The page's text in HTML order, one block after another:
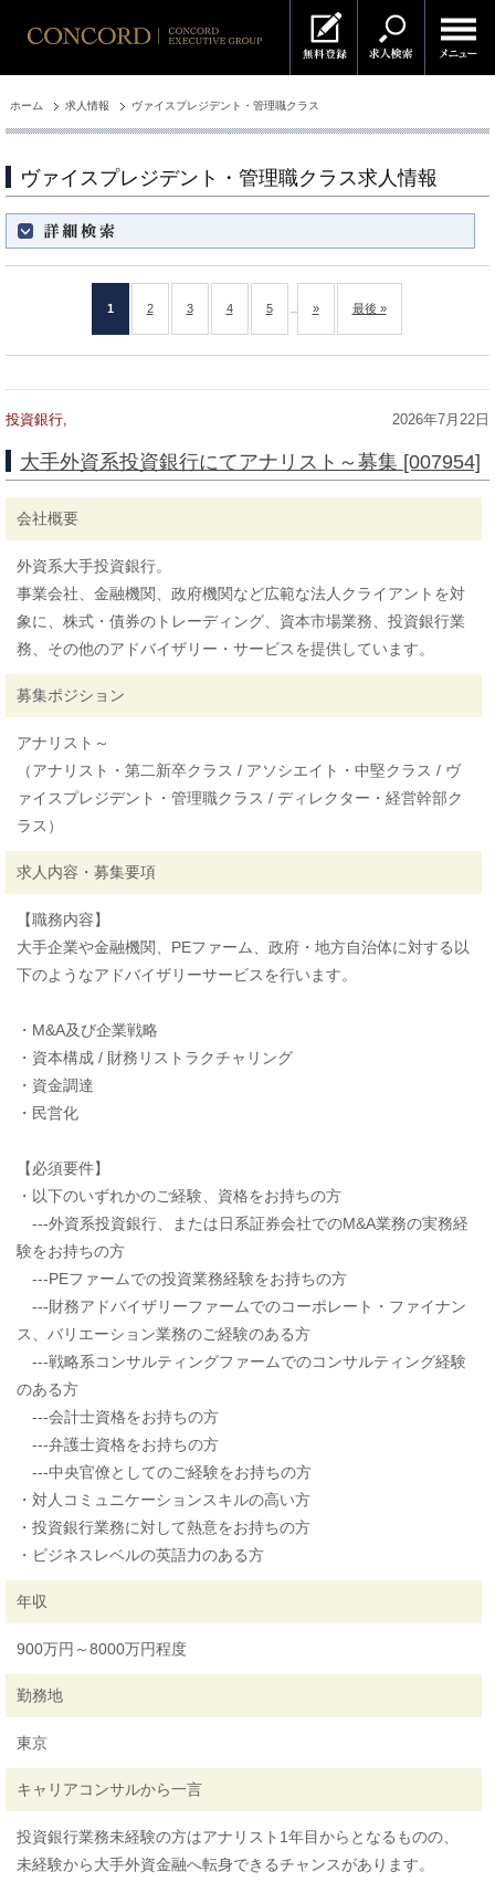
ホーム 求人情報 ヴァイスプレジデント・管理職クラス
ヴァイスプレジデント・管理職クラス求人情報
絞り込み
1 2 3 4 5 » 最後 »
投資銀行, 2026年7月22日
大手外資系投資銀行にてアナリスト～募集 [007954]
会社概要
外資系大手投資銀行。
事業会社、金融機関、政府機関など広範な法人クライアントを対
象に、株式・債券のトレーディング、資本市場業務、投資銀行業
務、その他のアドバイザリー・サービスを提供しています。
募集ポジション
アナリスト～
（アナリスト・第二新卒クラス / アソシエイト・中堅クラス / ヴ
ァイスプレジデント・管理職クラス / ディレクター・経営幹部ク
ラス）
求人内容・募集要項
【職務内容】
大手企業や金融機関、PEファーム、政府・地方自治体に対する以
下のようなアドバイザリーサービスを行います。
・M&A及び企業戦略
・資本構成 / 財務リストラクチャリング
・資金調達
・民営化
【必須要件】
・以下のいずれかのご経験、資格をお持ちの方
---外資系投資銀行、または日系証券会社でのM&A業務の実務経
験をお持ちの方
---PEファームでの投資業務経験をお持ちの方
---財務アドバイザリーファームでのコーポレート・ファイナン
ス、バリエーション業務のご経験のある方
---戦略系コンサルティングファームでのコンサルティング経験
のある方
---会計士資格をお持ちの方
---弁護士資格をお持ちの方
---中央官僚としてのご経験をお持ちの方
・対人コミュニケーションスキルの高い方
・投資銀行業務に対して熱意をお持ちの方
・ビジネスレベルの英語力のある方
年収
900万円～8000万円程度
勤務地
東京
キャリアコンサルから一言
投資銀行業務未経験の方はアナリスト1年目からとなるものの、
未経験から大手外資金融へ転身できるチャンスがあります。